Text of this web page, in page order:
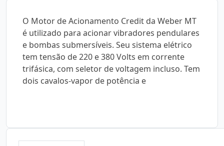
O Motor de Acionamento Credit da Weber MT
é utilizado para acionar vibradores pendulares
e bombas submersíveis. Seu sistema elétrico
tem tensão de 220 e 380 Volts em corrente
trifásica, com seletor de voltagem incluso. Tem
dois cavalos-vapor de potência e